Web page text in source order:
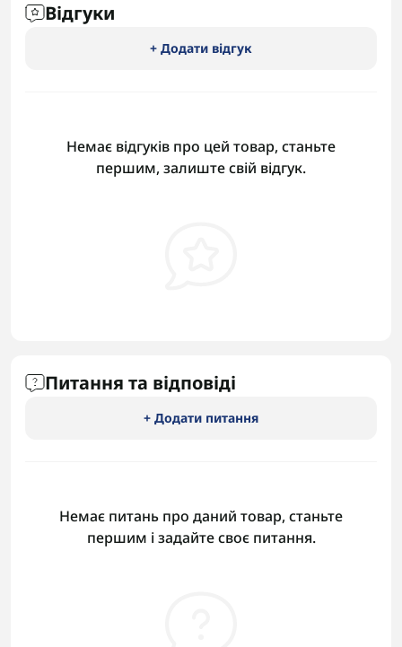
Відгуки
+ Додати відгук
Немає відгуків про цей товар, станьте
першим, залиште свій відгук.
Питання та відповіді
+ Додати питання
Немає питань про даний товар, станьте
першим і задайте своє питання.